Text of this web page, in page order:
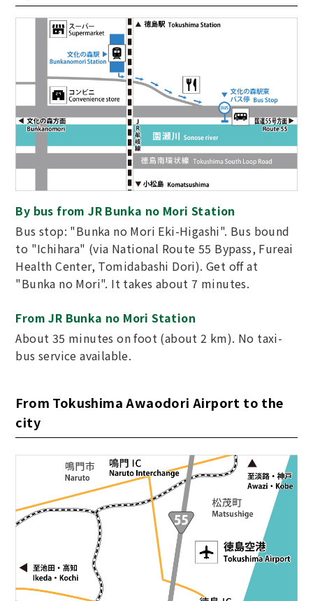
By bus from JR Bunka no Mori Station
Bus stop: "Bunka no Mori Eki-Higashi". Bus bound
to "Ichihara" (via National Route 55 Bypass, Fureai
Health Center, Tomidabashi Dori). Get off at
"Bunka no Mori". It takes about 7 minutes.
From JR Bunka no Mori Station
About 35 minutes on foot (about 2 km). No taxi-
bus service available.
From Tokushima Awaodori Airport to the
city